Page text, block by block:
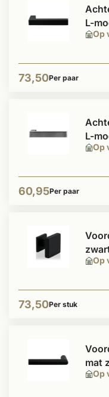
Op
L-
73,50Per paar
Op
L-
60,95Per paar
Op
73,50Per stuk
Op
mat